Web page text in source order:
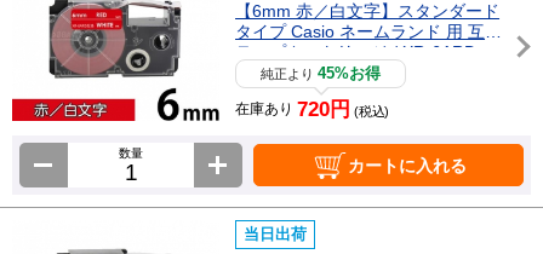
【6mm 赤／白文字】スタンダード
タイプ Casio ネームランド 用 互換
テープカートリッジ / XR-6ARD
純正より45%お得
在庫あり 720円 (税込)
数量
カートに入れる
当日出荷